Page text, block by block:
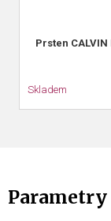
Prsten CALVIN
Skladem
Parametry